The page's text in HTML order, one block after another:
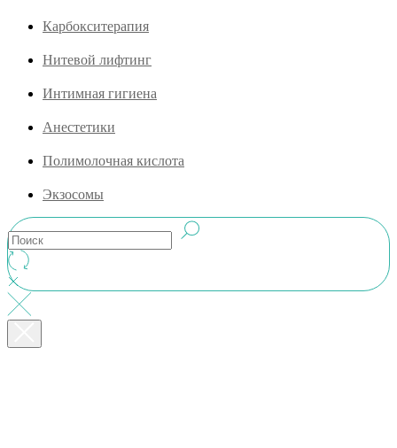
Карбокситерапия
Нитевой лифтинг
Интимная гигиена
Анестетики
Полимолочная кислота
Экзосомы